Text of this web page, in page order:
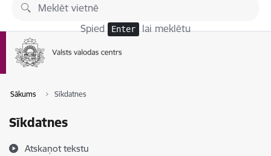
Pāriet uz lapas saturu
Spied Enter lai meklētu
Sākums Sīkdatnes
Sīkdatnes
Atskaņot tekstu